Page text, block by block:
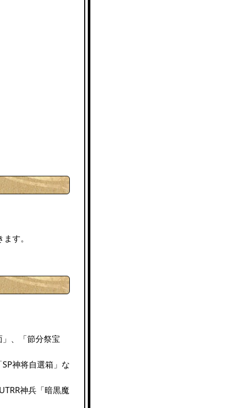
す。
、「節分祭宝
神将自選箱」な
神兵「暗黒魔